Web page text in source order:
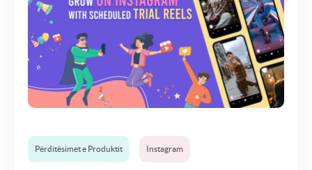
Përditësimet e Produktit Instagram